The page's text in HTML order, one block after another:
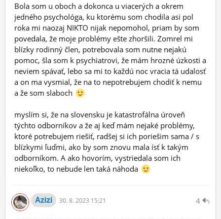
Bola som u oboch a dokonca u viacerých a okrem
jedného psychológa, ku ktorému som chodila asi pol
roka mi naozaj NIKTO nijak nepomohol, priam by som
povedala, že moje problémy ešte zhoršili. Zomrel mi
blízky rodinný člen, potrebovala som nutne nejakú
pomoc, šla som k psychiatrovi, že mám hrozné úzkosti a
neviem spávať, lebo sa mi to každú noc vracia tá udalosť
a on ma vysmial, že na to nepotrebujem chodiť k nemu
a že som slaboch
myslím si, že na slovensku je katastrofálna úroveň
týchto odborníkov a že aj keď mám nejaké problémy,
ktoré potrebujem riešiť, radšej si ich poriešim sama / s
blízkymi ľuďmi, ako by som znovu mala ísť k takým
odborníkom. A ako hovorím, vystriedala som ich
niekoľko, to nebude len taká náhoda
4
Azizi 30. 8. 2023 15:21